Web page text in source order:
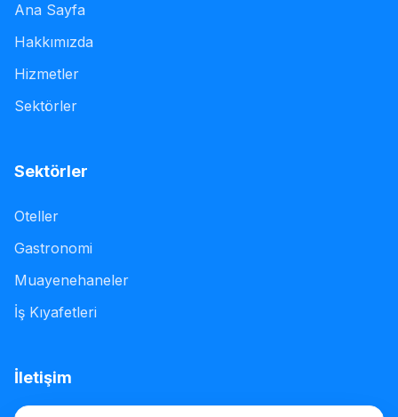
Ana Sayfa
Hakkımızda
Hizmetler
Sektörler
Sektörler
Oteller
Gastronomi
Muayenehaneler
İş Kıyafetleri
İletişim